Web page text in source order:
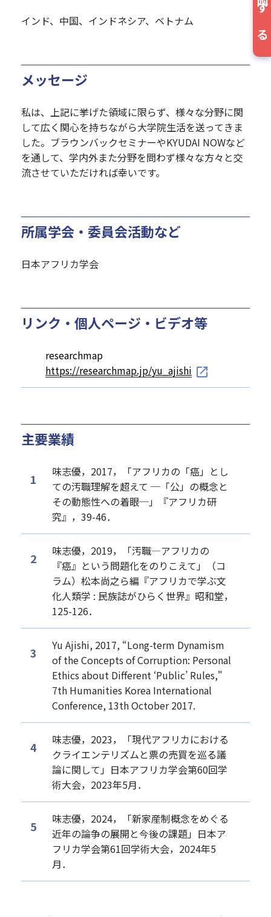
インド、中国、インドネシア、ベトナム
メッセージ
私は、上記に挙げた領域に限らず、様々な分野に関
して広く関心を持ちながら大学院生活を送ってきま
した。ブラウンバックセミナーやKYUDAI NOWなど
を通して、学内外また分野を問わず様々な方々と交
流させていただければ幸いです。
所属学会・委員会活動など
日本アフリカ学会
リンク・個人ページ・ビデオ等
researchmap
https://researchmap.jp/yu_ajishi
主要業績
味志優，2017，「アフリカの「癌」とし
ての汚職理解を超えて ─「公」の概念と
その動態性への着眼─」『アフリカ研
究』，39-46．
味志優，2019，「汚職―アフリカの
『癌』という問題化をのりこえて」（コ
ラム）松本尚之ら編『アフリカで学ぶ文
化人類学 : 民族誌がひらく世界』昭和堂，
125-126．
Yu Ajishi, 2017, “Long-term Dynamism
of the Concepts of Corruption: Personal
Ethics about Different ‘Public’ Rules,"
7th Humanities Korea International
Conference, 13th October 2017.
味志優，2023，「現代アフリカにおける
クライエンテリズムと票の売買を巡る議
論に関して」日本アフリカ学会第60回学
術大会，2023年5月．
味志優，2024，「新家産制概念をめぐる
近年の論争の展開と今後の課題」日本ア
フリカ学会第61回学術大会，2024年5
月．